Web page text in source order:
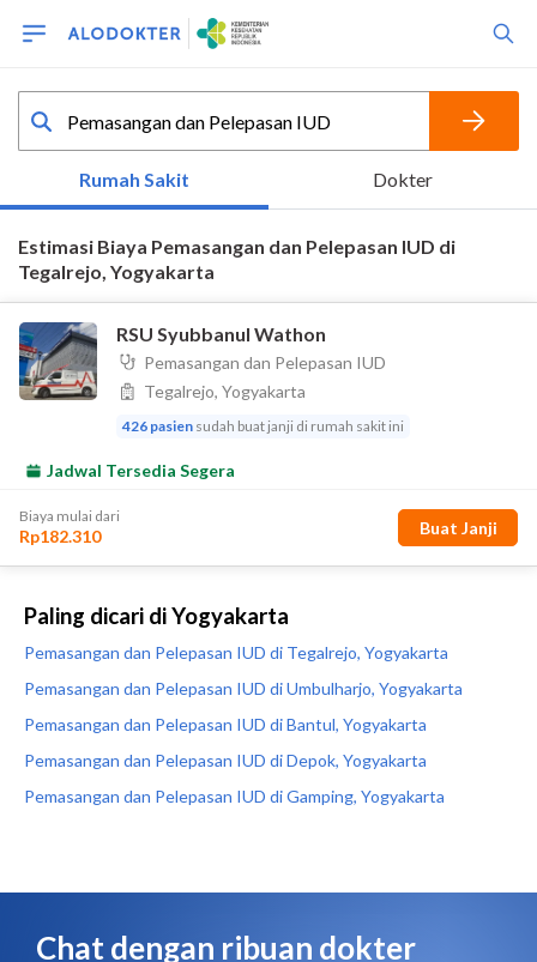
Paling dicari di Yogyakarta
Pemasangan dan Pelepasan IUD di Tegalrejo, Yogyakarta
Pemasangan dan Pelepasan IUD di Umbulharjo, Yogyakarta
Pemasangan dan Pelepasan IUD di Bantul, Yogyakarta
Pemasangan dan Pelepasan IUD di Depok, Yogyakarta
Pemasangan dan Pelepasan IUD di Gamping, Yogyakarta